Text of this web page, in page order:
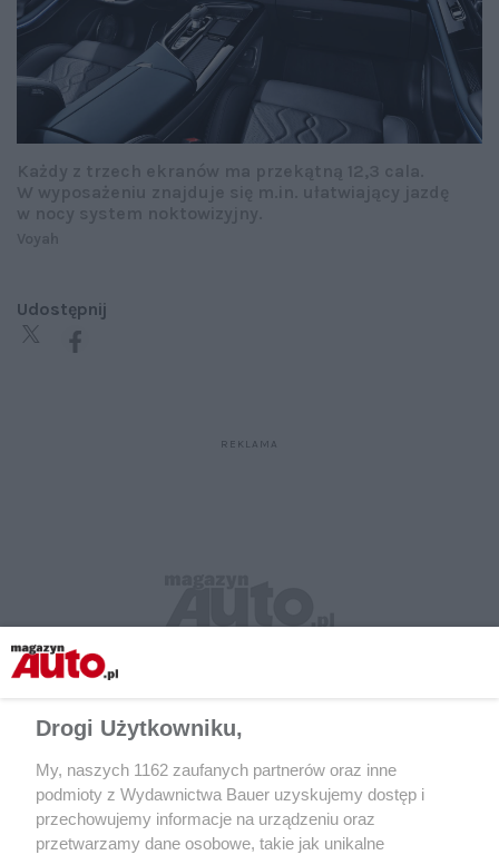
Udostępnij
Drogi Użytkowniku,
My, naszych 1162 zaufanych partnerów oraz inne
podmioty z Wydawnictwa Bauer uzyskujemy dostęp i
przechowujemy informacje na urządzeniu oraz
przetwarzamy dane osobowe, takie jak unikalne